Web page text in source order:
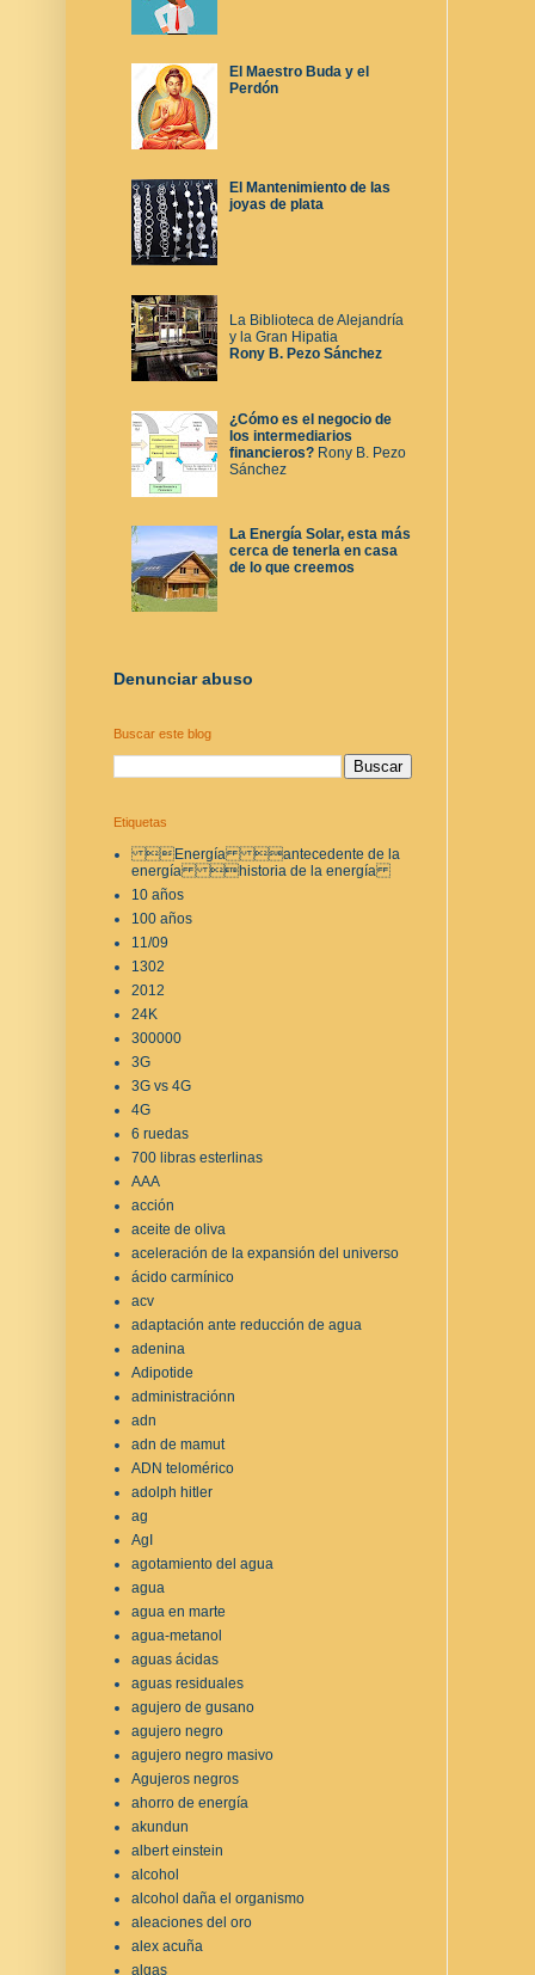
El Maestro Buda y el
Perdón
El Mantenimiento de las
joyas de plata
La Biblioteca de Alejandría
y la Gran Hipatia
Rony B. Pezo Sánchez
¿Cómo es el negocio de
los intermediarios
financieros?Rony B. Pezo
Sánchez
La Energía Solar, esta más
cerca de tenerla en casa
de lo que creemos
Denunciar abuso
Buscar este blog
Etiquetas
Energía antecedente de la
energía historia de la energía
10 años
100 años
11/09
1302
2012
24K
300000
3G
3G vs 4G
4G
6 ruedas
700 libras esterlinas
AAA
acción
aceite de oliva
aceleración de la expansión del universo
ácido carmínico
acv
adaptación ante reducción de agua
adenina
Adipotide
administraciónn
adn
adn de mamut
ADN telomérico
adolph hitler
ag
AgI
agotamiento del agua
agua
agua en marte
agua-metanol
aguas ácidas
aguas residuales
agujero de gusano
agujero negro
agujero negro masivo
Agujeros negros
ahorro de energía
akundun
albert einstein
alcohol
alcohol daña el organismo
aleaciones del oro
alex acuña
algas